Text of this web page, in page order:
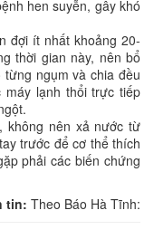
hen suyễn, gây khó
đợi ít nhất khoảng 20-
thời gian này, nên bổ
ngụm và chia đều
máy lạnh thổi trực tiếp
không nên xả nước từ
trước để cơ thể thích
phải các biến chứng
tin: Theo Báo Hà Tĩnh: